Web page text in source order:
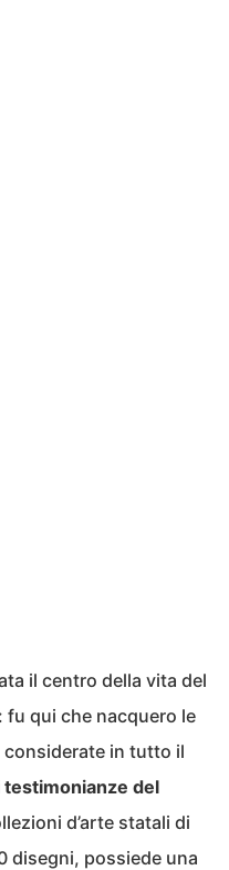
il centro della vita del
fu qui che nacquero le
in tutto il
del
d’arte statali di
disegni, possiede una